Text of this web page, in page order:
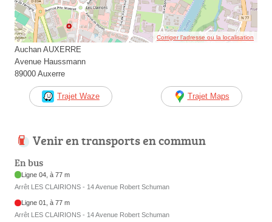
Corriger l’adresse ou la localisation
Auchan AUXERRE
Avenue Haussmann
89000 Auxerre
Trajet Waze Trajet Maps
Venir en transports en commun
En bus
Ligne 04, à 77 m
Arrêt LES CLAIRIONS - 14 Avenue Robert Schuman
Ligne 01, à 77 m
Arrêt LES CLAIRIONS - 14 Avenue Robert Schuman